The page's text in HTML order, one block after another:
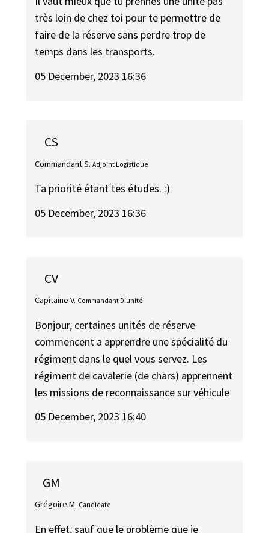
très loin de chez toi pour te permettre de
faire de la réserve sans perdre trop de
temps dans les transports.
05 December, 2023 16:36
CS
Commandant S. Adjoint Logistique
Ta priorité étant tes études. :)
05 December, 2023 16:36
CV
Capitaine V. Commandant D'unité
Bonjour, certaines unités de réserve
commencent a apprendre une spécialité du
régiment dans le quel vous servez. Les
régiment de cavalerie (de chars) apprennent
les missions de reconnaissance sur véhicule
05 December, 2023 16:40
GM
Grégoire M. Candidate
En effet, sauf que le problème que je